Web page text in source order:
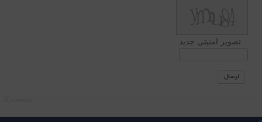
تصویر امنیتی جدید
ارسال